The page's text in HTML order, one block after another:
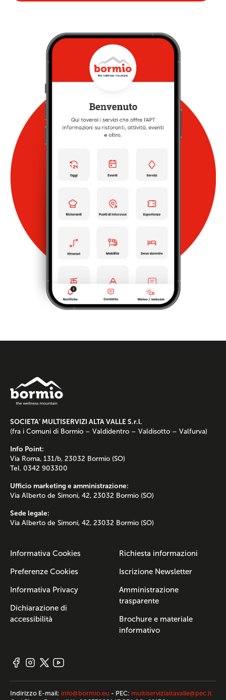
SOCIETA’ MULTISERVIZI ALTA VALLE S.r.l.
(fra i Comuni di Bormio – Valdidentro – Valdisotto – Valfurva)
Info Point:
Via Roma, 131/b, 23032 Bormio (SO)
Tel. 0342 903300
Ufficio marketing e amministrazione:
Via Alberto de Simoni, 42, 23032 Bormio (SO)
Sede legale:
Via Alberto de Simoni, 42, 23032 Bormio (SO)
Informativa Cookies
Preferenze Cookies
Informativa Privacy
Dichiarazione di
accessibilità
Richiesta informazioni
Iscrizione Newsletter
Amministrazione
trasparente
Brochure e materiale
informativo
Indirizzo E-mail: info@bormio.eu - PEC: multiservizialtavalle@pec.it